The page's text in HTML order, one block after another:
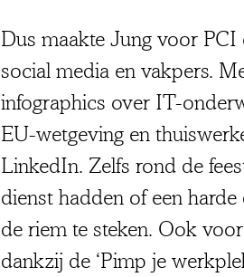
Dus maakte Jung voor PCI
social media en vakpers.
infographics over IT-
EU-wetgeving en
LinkedIn. Zelfs rond de
dienst hadden of een
de riem te steken. Ook
dankzij de ‘Pimp je